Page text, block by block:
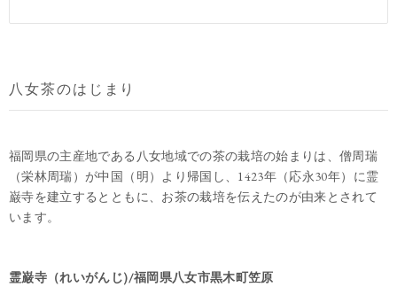
八女茶のはじまり
福岡県の主産地である八女地域での茶の栽培の始まりは、僧周瑞
（栄林周瑞）が中国（明）より帰国し、1423年（応永30年）に霊
巌寺を建立するとともに、お茶の栽培を伝えたのが由来とされて
います。
霊巌寺（れいがんじ)/福岡県八女市黒木町笠原